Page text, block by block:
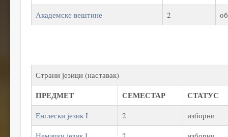
Академске вештине
2
Страни језици (наставак)
ПРЕДМЕТ СЕМЕСТАР СТАТУС
Енглески језик I 2
изборни